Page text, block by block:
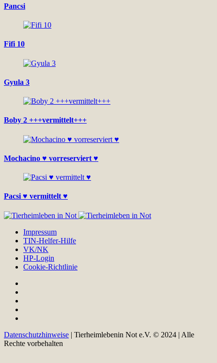
Pancsi
Fifi 10
Gyula 3
Boby 2 +++vermittelt+++
Mochacino ♥ vorreserviert ♥
Pacsi ♥ vermittelt ♥
Impressum
TIN-Helfer-Hilfe
VK/NK
HP-Login
Cookie-Richtlinie
Datenschutzhinweise | Tierheimlebenin Not e.V. © 2024 | Alle
Rechte vorbehalten